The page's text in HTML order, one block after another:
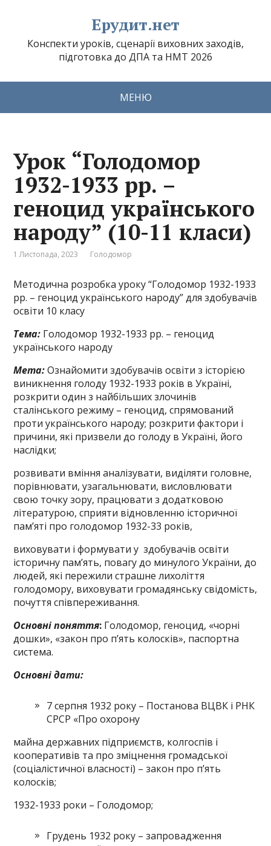
Ерудит.нет
Конспекти уроків, сценарії виховних заходів,
підготовка до ДПА та НМТ 2026
МЕНЮ
Урок “Голодомор
1932-1933 рр. –
геноцид українського
народу” (10-11 класи)
1 Листопада, 2023 Голодомор
Методична розробка уроку “Голодомор 1932-1933
рр. – геноцид українського народу” для здобувачів
освіти 10 класу
Тема: Голодомор 1932-1933 рр. – геноцид
українського народу
Мета:Ознайомити здобувачів освіти з історією
виникнення голоду 1932-1933 років в Україні,
розкрити один з найбільших злочинів
сталінського режиму – геноцид, спрямований
проти українського народу; розкрити фактори і
причини, які призвели до голоду в Україні, його
наслідки;
розвивати вміння аналізувати, виділяти головне,
порівнювати, узагальнювати, висловлювати
свою точку зору, працювати з додатковою
літературою, сприяти відновленню історичної
пам’яті про голо­домор 1932-33 років,
виховувати і формувати у здобувачів освіти
історичну пам’ять, повагу до минулого України, до
людей, які пережили страш­не лихоліття
голодомору, виховувати громадянську свідомість,
почуття співпереживання.
Основні поняття: Голодомор, геноцид, «чорні
дошки», «закон про п’ять колосків», паспортна
система.
Основні дати:
7 серпня 1932 року – Постанова ВЦВК і РНК
СРСР «Про охорону
майна державних підприємств, колгоспів і
кооперативів та про зміцнення громадської
(соціалістичної власності) – закон про п’ять
колосків;
1932-1933 роки – Голодомор;
Грудень 1932 року – запровадження